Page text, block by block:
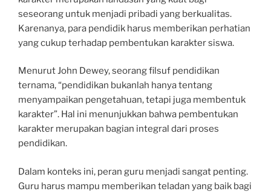
seseorang untuk menjadi pribadi yang berkualitas.
Karenanya, para pendidik harus memberikan perhatian
yang cukup terhadap pembentukan karakter siswa.
Menurut John Dewey, seorang filsuf pendidikan
ternama, “pendidikan bukanlah hanya tentang
menyampaikan pengetahuan, tetapi juga membentuk
karakter”. Hal ini menunjukkan bahwa pembentukan
karakter merupakan bagian integral dari proses
pendidikan.
Dalam konteks ini, peran guru menjadi sangat penting.
Guru harus mampu memberikan teladan yang baik bagi